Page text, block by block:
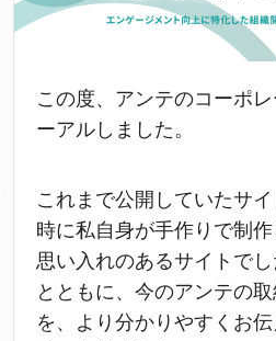
この度、アンテのコーポ
ーアルしました。
これまで公開していたサ
時に私自身が手作りで制作
思い入れのあるサイトで
とともに、今のアンテの
を、より分かりやすくお